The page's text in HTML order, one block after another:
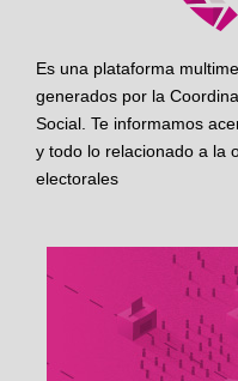
Es una plataforma
generados por la
Social. Te informamos
y todo lo relacionado a la
electorales